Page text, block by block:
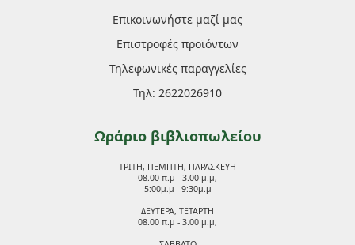
Επικοινωνήστε μαζί μας
Επιστροφές προϊόντων
Τηλεφωνικές παραγγελίες
Τηλ: 2622026910
Ωράριο βιβλιοπωλείου
ΤΡΙΤΗ, ΠΕΜΠΤΗ, ΠΑΡΑΣΚΕΥΗ
08.00 π.μ - 3.00 μ.μ,
5:00μ.μ - 9:30μ.μ
ΔΕΥΤΕΡΑ, ΤΕΤΑΡΤΗ
08.00 π.μ - 3.00 μ.μ,